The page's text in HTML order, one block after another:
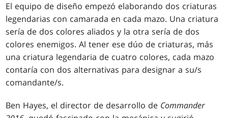
El equipo de diseño empezó elaborando dos criaturas
legendarias con camarada en cada mazo. Una criatura
sería de dos colores aliados y la otra sería de dos
colores enemigos. Al tener ese dúo de criaturas, más
una criatura legendaria de cuatro colores, cada mazo
contaría con dos alternativas para designar a su/s
comandante/s.
Ben Hayes, el director de desarrollo de Commander